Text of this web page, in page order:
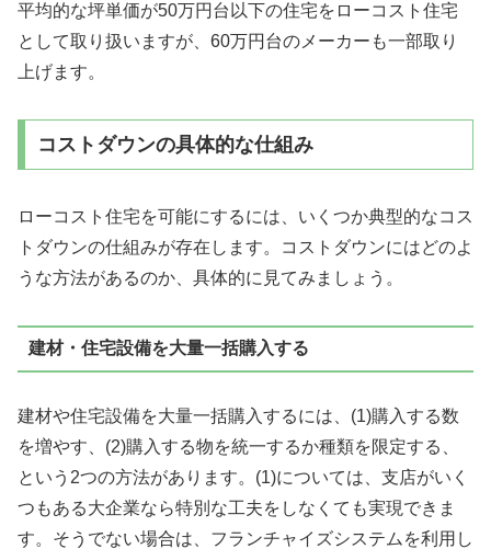
平均的な坪単価が50万円台以下の住宅をローコスト住宅
として取り扱いますが、60万円台のメーカーも一部取り
上げます。
コストダウンの具体的な仕組み
ローコスト住宅を可能にするには、いくつか典型的なコス
トダウンの仕組みが存在します。コストダウンにはどのよ
うな方法があるのか、具体的に見てみましょう。
建材・住宅設備を大量一括購入する
建材や住宅設備を大量一括購入するには、(1)購入する数
を増やす、(2)購入する物を統一するか種類を限定する、
という2つの方法があります。(1)については、支店がいく
つもある大企業なら特別な工夫をしなくても実現できま
す。そうでない場合は、フランチャイズシステムを利用し